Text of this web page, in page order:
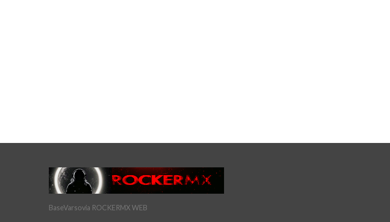
BaseVarsovia ROCKERMX WEB